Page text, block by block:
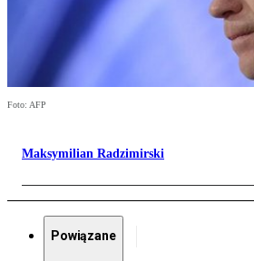
Foto: AFP
Maksymilian Radzimirski
Powiązane